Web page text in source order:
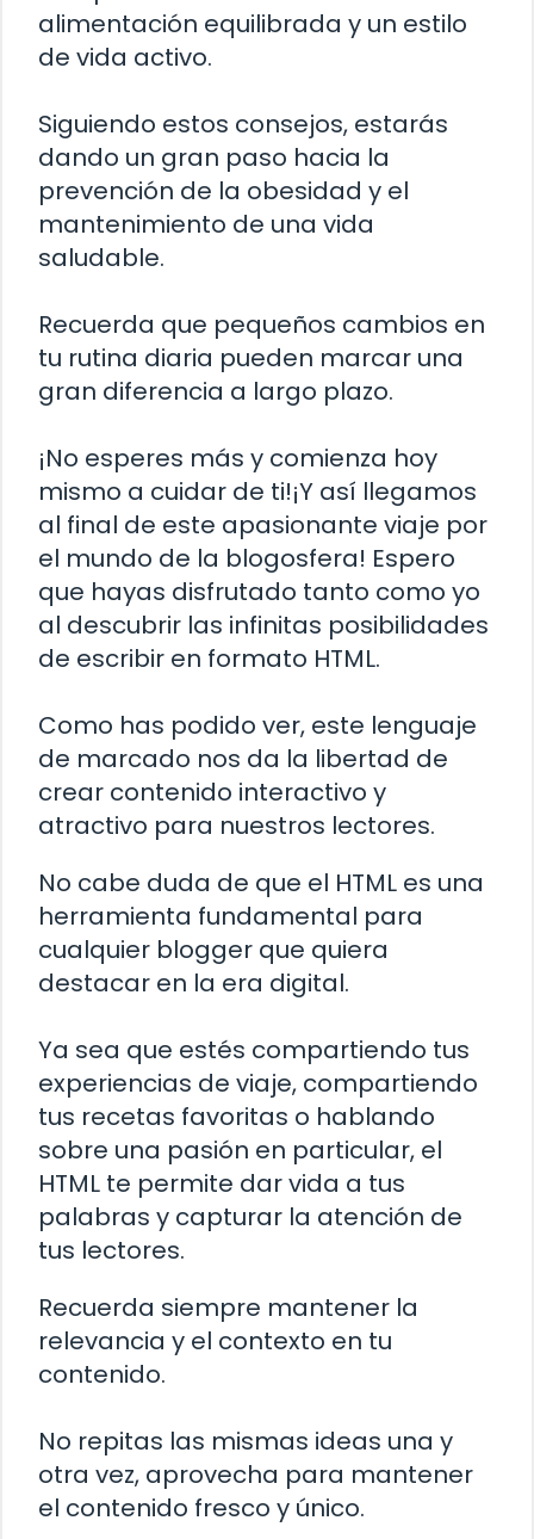
alimentación equilibrada y un estilo
de vida activo.
Siguiendo estos consejos, estarás
dando un gran paso hacia la
prevención de la obesidad y el
mantenimiento de una vida
saludable.
Recuerda que pequeños cambios en
tu rutina diaria pueden marcar una
gran diferencia a largo plazo.
¡No esperes más y comienza hoy
mismo a cuidar de ti!¡Y así llegamos
al final de este apasionante viaje por
el mundo de la blogosfera! Espero
que hayas disfrutado tanto como yo
al descubrir las infinitas posibilidades
de escribir en formato HTML.
Como has podido ver, este lenguaje
de marcado nos da la libertad de
crear contenido interactivo y
atractivo para nuestros lectores.
No cabe duda de que el HTML es una
herramienta fundamental para
cualquier blogger que quiera
destacar en la era digital.
Ya sea que estés compartiendo tus
experiencias de viaje, compartiendo
tus recetas favoritas o hablando
sobre una pasión en particular, el
HTML te permite dar vida a tus
palabras y capturar la atención de
tus lectores.
Recuerda siempre mantener la
relevancia y el contexto en tu
contenido.
No repitas las mismas ideas una y
otra vez, aprovecha para mantener
el contenido fresco y único.